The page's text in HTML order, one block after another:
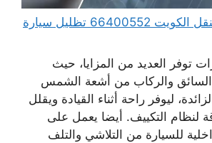
تظليل سيارات متنقل الكويت 66400552 تظليل سيارة
توفر العديد من المزايا، حيث
والركاب من أشعة الشمس
ليوفر راحة أثناء القيادة ويقلل
لنظام التكييف. أيضا يعمل على
للسيارة من التلاشي والتلف